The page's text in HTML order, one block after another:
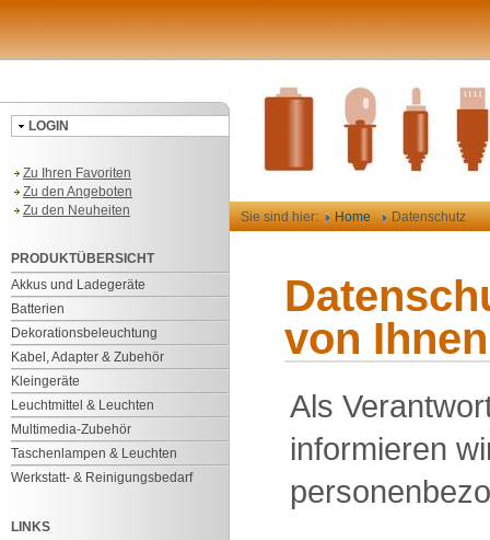
LOGIN
Zu Ihren Favoriten
Zu den Angeboten
Zu den Neuheiten
PRODUKTÜBERSICHT
Akkus und Ladegeräte
Batterien
Dekorationsbeleuchtung
Kabel, Adapter & Zubehör
Kleingeräte
Leuchtmittel & Leuchten
Multimedia-Zubehör
Taschenlampen & Leuchten
Werkstatt- & Reinigungsbedarf
LINKS
Sie sind hier: Home Datenschutz
von
Als
informieren